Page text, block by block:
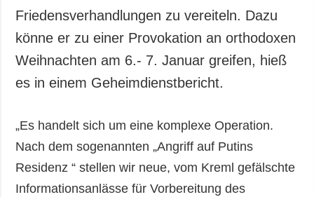
Friedensverhandlungen zu vereiteln. Dazu
könne er zu einer Provokation an orthodoxen
Weihnachten am 6.- 7. Januar greifen, hieß
es in einem Geheimdienstbericht.
„Es handelt sich um eine komplexe Operation.
Nach dem sogenannten „Angriff auf Putins
Residenz “ stellen wir neue, vom Kreml gefälschte
Informationsanlässe für Vorbereitung des